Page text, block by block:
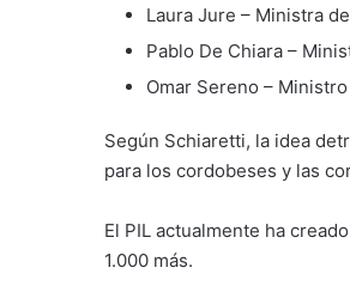
Laura Jure – Ministra
Pablo De Chiara –
Omar Sereno –
Según Schiaretti, la idea
para los cordobeses y las
El PIL actualmente ha
1.000 más.